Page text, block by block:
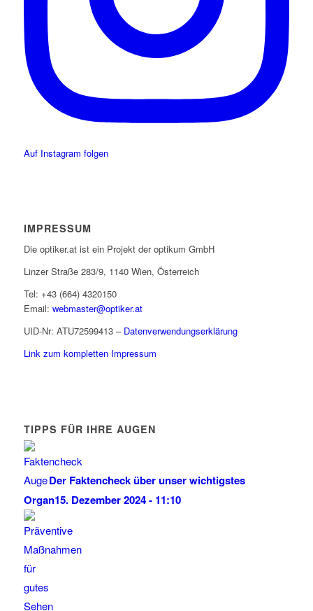
Auf Instagram folgen
IMPRESSUM
Die optiker.at ist ein Projekt der optikum GmbH
Linzer Straße 283/9, 1140 Wien, Österreich
Tel: +43 (664) 4320150
Email: webmaster@optiker.at
UID-Nr: ATU72599413 – Datenverwendungserklärung
Link zum kompletten Impressum
TIPPS FÜR IHRE AUGEN
Der Faktencheck über unser wichtigstes
Organ15. Dezember 2024 - 11:10